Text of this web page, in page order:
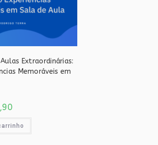
Aulas Extraordinárias:
Memoráveis em
é: